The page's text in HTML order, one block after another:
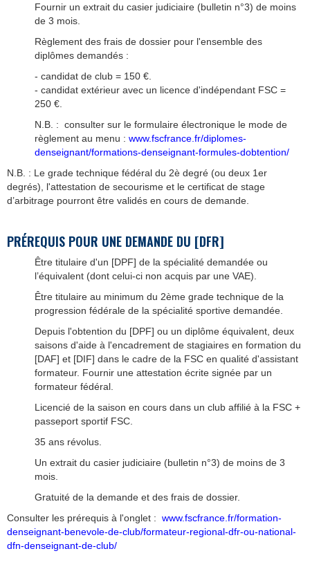
Fournir un extrait du casier judiciaire (bulletin n°3) de moins
de 3 mois.
Règlement des frais de dossier pour l'ensemble des
diplômes demandés :
- candidat de club = 150 €.
- candidat extérieur avec un licence d'indépendant FSC =
250 €.
N.B. : consulter sur le formulaire électronique le mode de
règlement au menu : www.fscfrance.fr/diplomes-
denseignant/formations-denseignant-formules-dobtention/
N.B. : Le grade technique fédéral du 2è degré (ou deux 1er
degrés), l'attestation de secourisme et le certificat de stage
d’arbitrage pourront être validés en cours de demande.
PRÉREQUIS POUR UNE DEMANDE DU [DFR]
Être titulaire d'un [DPF] de la spécialité demandée ou
l’équivalent (dont celui-ci non acquis par une VAE).
Être titulaire au minimum du 2ème grade technique de la
progression fédérale de la spécialité sportive demandée.
Depuis l'obtention du [DPF] ou un diplôme équivalent, deux
saisons d'aide à l'encadrement de stagiaires en formation du
[DAF] et [DIF] dans le cadre de la FSC en qualité d'assistant
formateur. Fournir une attestation écrite signée par un
formateur fédéral.
Licencié de la saison en cours dans un club affilié à la FSC +
passeport sportif FSC.
35 ans révolus.
Un extrait du casier judiciaire (bulletin n°3) de moins de 3
mois.
Gratuité de la demande et des frais de dossier.
Consulter les prérequis à l'onglet : www.fscfrance.fr/formation-
denseignant-benevole-de-club/formateur-regional-dfr-ou-national-
dfn-denseignant-de-club/